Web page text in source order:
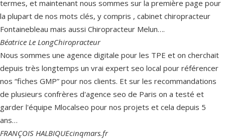
termes, et maintenant nous sommes sur la première page pour
la plupart de nos mots clés, y compris , cabinet chiropracteur
Fontainebleau mais aussi Chiropracteur Melun….
Béatrice Le LongChiropracteur
Nous sommes une agence digitale pour les TPE et on cherchait
depuis très longtemps un vrai expert seo local pour référencer
nos “fiches GMP” pour nos clients. Et sur les recommandations
de plusieurs confrères d'agence seo de Paris on a testé et
garder l'équipe Mlocalseo pour nos projets et cela depuis 5
ans…
FRANÇOIS HALBIQUEcinqmars.fr